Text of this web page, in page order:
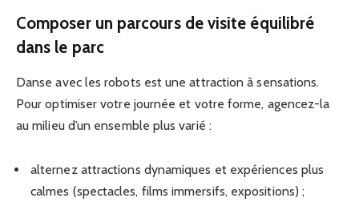
Composer un parcours de visite équilibré
dans le parc
Danse avec les robots est une attraction à sensations.
Pour optimiser votre journée et votre forme, agencez-la
au milieu d’un ensemble plus varié :
alternez attractions dynamiques et expériences plus
calmes (spectacles, films immersifs, expositions) ;